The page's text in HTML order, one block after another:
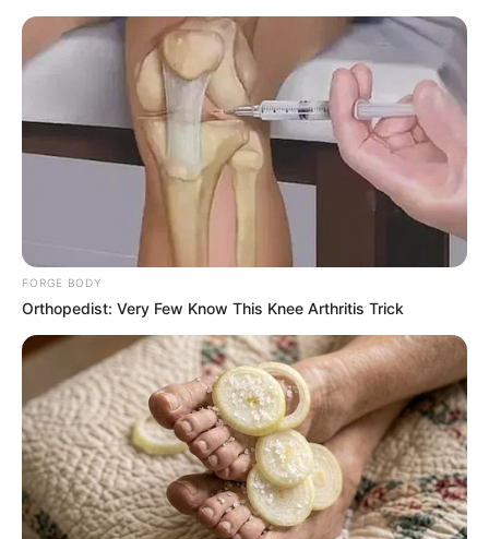
Azərbaycanda bu şəxslər 50 min
manatadəkcərimələnəcək
Prezident İlham Əliyevin Avropa
KomissiyasınınPrezidenti ilə təkbətək
görüşü olub
FORGE BODY
Orthopedist: Very Few Know This Knee Arthritis Trick